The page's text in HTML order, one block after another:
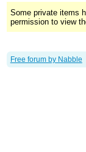
Some private items
permission to view
Free forum by Nabble